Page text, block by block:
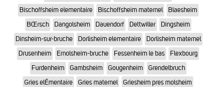
Bischoffsheim elementaire
Bischoffsheim maternel
Blaesheim
BŒrsch
Dangolsheim Dauendorf Dettwiller
Dingsheim
Dinsheim-sur-bruche
Dorlisheim elementaire
Dorlisheim maternel
Drusenheim
Ernolsheim-bruche Fessenheim le bas
Flexbourg
Furdenheim
Gambsheim Gougenheim
Grendelbruch
Gries elÉmentaire
Gries maternel
Griesheim pres molsheim